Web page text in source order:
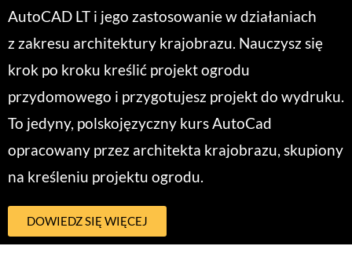
AutoCAD LT i jego zastosowanie w działaniach
z zakresu architektury krajobrazu. Nauczysz się
krok po kroku kreślić projekt ogrodu
przydomowego i przygotujesz projekt do wydruku.
To jedyny, polskojęzyczny kurs AutoCad
opracowany przez architekta krajobrazu, skupiony
na kreśleniu projektu ogrodu.
DOWIEDZ SIĘ WIĘCEJ